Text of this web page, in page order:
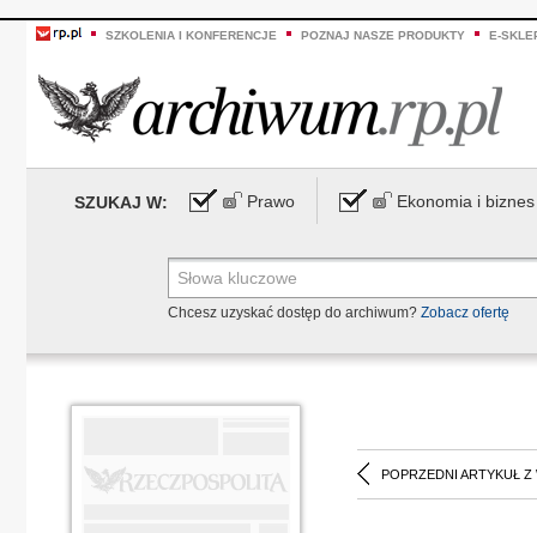
SZKOLENIA I KONFERENCJE POZNAJ NASZE PRODUKTY E-
SZUKAJ W: Prawo Ekonomia i biznes
Chcesz uzyskać dostęp do archiwum? Zobacz ofertę
POPRZEDNI ARTYKUŁ Z